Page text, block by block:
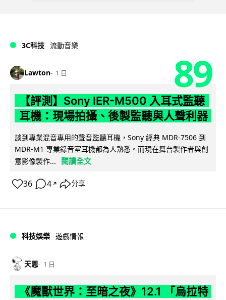
3C科技 流動音樂
Lawton 1 日 89
【評測】Sony IER-M500 入耳式監聽
耳機：現場拍攝、後製監聽與人聲利器
談到專業混音專用的聲音監聽耳機，Sony 經典 MDR-7506 到
MDR-M1 專業錄音室耳機都為人熟悉。而現在舞台製作者與創
意影像製作...
閱讀全文
36 4 ↗ 分享
科技娛樂 遊戲情報
天恩 1 日
《魔獸世界：至暗之夜》12.1 「烏拉特